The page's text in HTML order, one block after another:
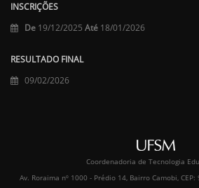
INSCRIÇÕES
De 19/12/2025 Até 18/01/2026
RESULTADO FINAL
09/02/2026
Coordenadoria de Tecnologia
Av. Roraima nº 1000 - Prédio 14, Bairro Camobi,